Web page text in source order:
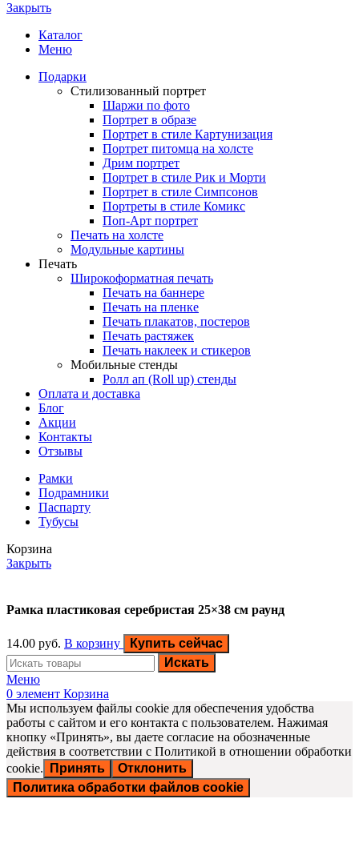
Закрыть
Каталог
Меню
Подарки
Стилизованный портрет
Шаржи по фото
Портрет в образе
Портрет в стиле Картунизация
Портрет питомца на холсте
Дрим портрет
Портрет в стиле Рик и Морти
Портрет в стиле Симпсонов
Портреты в стиле Комикс
Поп-Арт портрет
Печать на холсте
Модульные картины
Печать
Широкоформатная печать
Печать на баннере
Печать на пленке
Печать плакатов, постеров
Печать растяжек
Печать наклеек и стикеров
Мобильные стенды
Ролл ап (Roll up) стенды
Оплата и доставка
Блог
Акции
Контакты
Отзывы
Рамки
Подрамники
Паспарту
Тубусы
Корзина
Закрыть
Рамка пластиковая серебристая 25×38 см раунд
14.00 руб. В корзину
Купить сейчас
Искать
Меню
0 элемент Корзина
Мы используем файлы cookie для обеспечения удобства
работы с сайтом и его контакта с пользователем. Нажимая
кнопку «Принять», вы даете согласие на обозначенные
действия в соответствии с Политикой в отношении обработки
cookie.
Принять
Отклонить
Политика обработки файлов cookie